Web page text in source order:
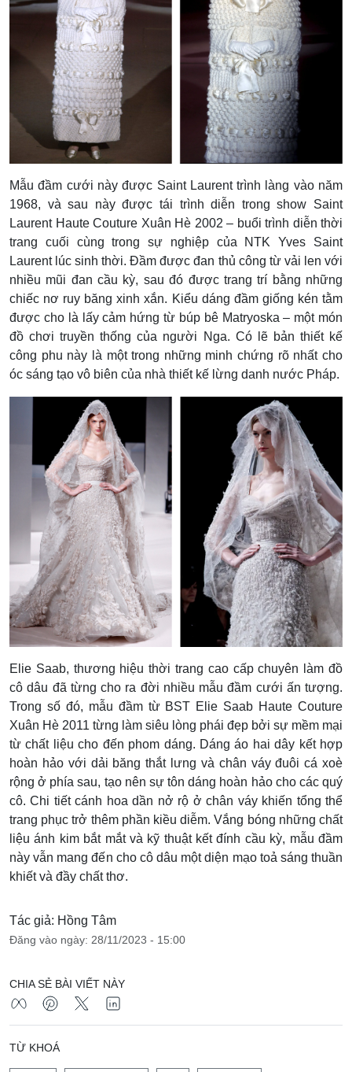
Mẫu đầm cưới này được Saint Laurent trình làng vào năm
1968, và sau này được tái trình diễn trong show Saint
Laurent Haute Couture Xuân Hè 2002 – buổi trình diễn thời
trang cuối cùng trong sự nghiệp của NTK Yves Saint
Laurent lúc sinh thời. Đầm được đan thủ công từ vải len với
nhiều mũi đan cầu kỳ, sau đó được trang trí bằng những
chiếc nơ ruy băng xinh xắn. Kiểu dáng đầm giống kén tằm
được cho là lấy cảm hứng từ búp bê Matryoska – một món
đồ chơi truyền thống của người Nga. Có lẽ bản thiết kế
công phu này là một trong những minh chứng rõ nhất cho
óc sáng tạo vô biên của nhà thiết kế lừng danh nước Pháp.
Elie Saab, thương hiệu thời trang cao cấp chuyên làm đồ
cô dâu đã từng cho ra đời nhiều mẫu đầm cưới ấn tượng.
Trong số đó, mẫu đầm từ BST Elie Saab Haute Couture
Xuân Hè 2011 từng làm siêu lòng phái đẹp bởi sự mềm mại
từ chất liệu cho đến phom dáng. Dáng áo hai dây kết hợp
hoàn hảo với dải băng thắt lưng và chân váy đuôi cá xoè
rộng ở phía sau, tạo nên sự tôn dáng hoàn hảo cho các quý
cô. Chi tiết cánh hoa dần nở rộ ở chân váy khiến tổng thể
trang phục trở thêm phần kiều diễm. Vắng bóng những chất
liệu ánh kim bắt mắt và kỹ thuật kết đính cầu kỳ, mẫu đầm
này vẫn mang đến cho cô dâu một diện mạo toả sáng thuần
khiết và đầy chất thơ.
Tác giả: Hồng Tâm
Đăng vào ngày: 28/11/2023 - 15:00
CHIA SẺ BÀI VIẾT NÀY
TỪ KHOÁ